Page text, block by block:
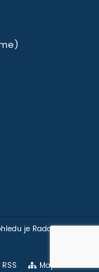
je Rada pro
RSS Mapa stránek